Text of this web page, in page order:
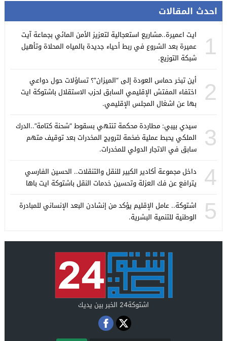
احدث المقالات
1
ايت اعميرة..مشاريع استعجالية لتعزيز الأمن المائي بجماعة آيت
عميرة بعد الشروع في ربط أحياء جديدة بالمياه المحلاة وتأهيل
شبكة التوزيع.
2
أين تبخر حماس العودة إلى “الميزان”؟ تساؤلات حول دواعي
اختفاء المفتش الإقليمي السابق لحزب الاستقلال باشتوكة ايت
بها عن اشغال المجلس الإقليمي.
3
سيدي بيبي: مطاردة محكمة تنتهي بسقوط “شحنة كتامة”..الدرك
الملكي يحبط عملية ضخمة لترويج المخدرات بعد توقيف متهم
سابق في الاتجار الدولي للمخدرات.
4
داخل مجموعة أكادير الكبير للنقل والتنقلات.. الحسين الفارسي
يترافع عن فك العزلة وتحسين خدمات النقل باشتوكة ايت باها
5
اشتوكة.. عامل الإقليم يؤكد من إنشادن البعد الإنساني للمبادرة
الوطنية للتنمية البشرية.
اشتوكة24 الخبر بين يديك